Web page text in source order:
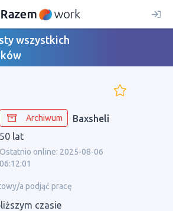
wszystkich
Archiwum
Baxsheli
50 lat
Ostatnio online: 2025-08-06
06:12:01
a podjąć pracę
czasie